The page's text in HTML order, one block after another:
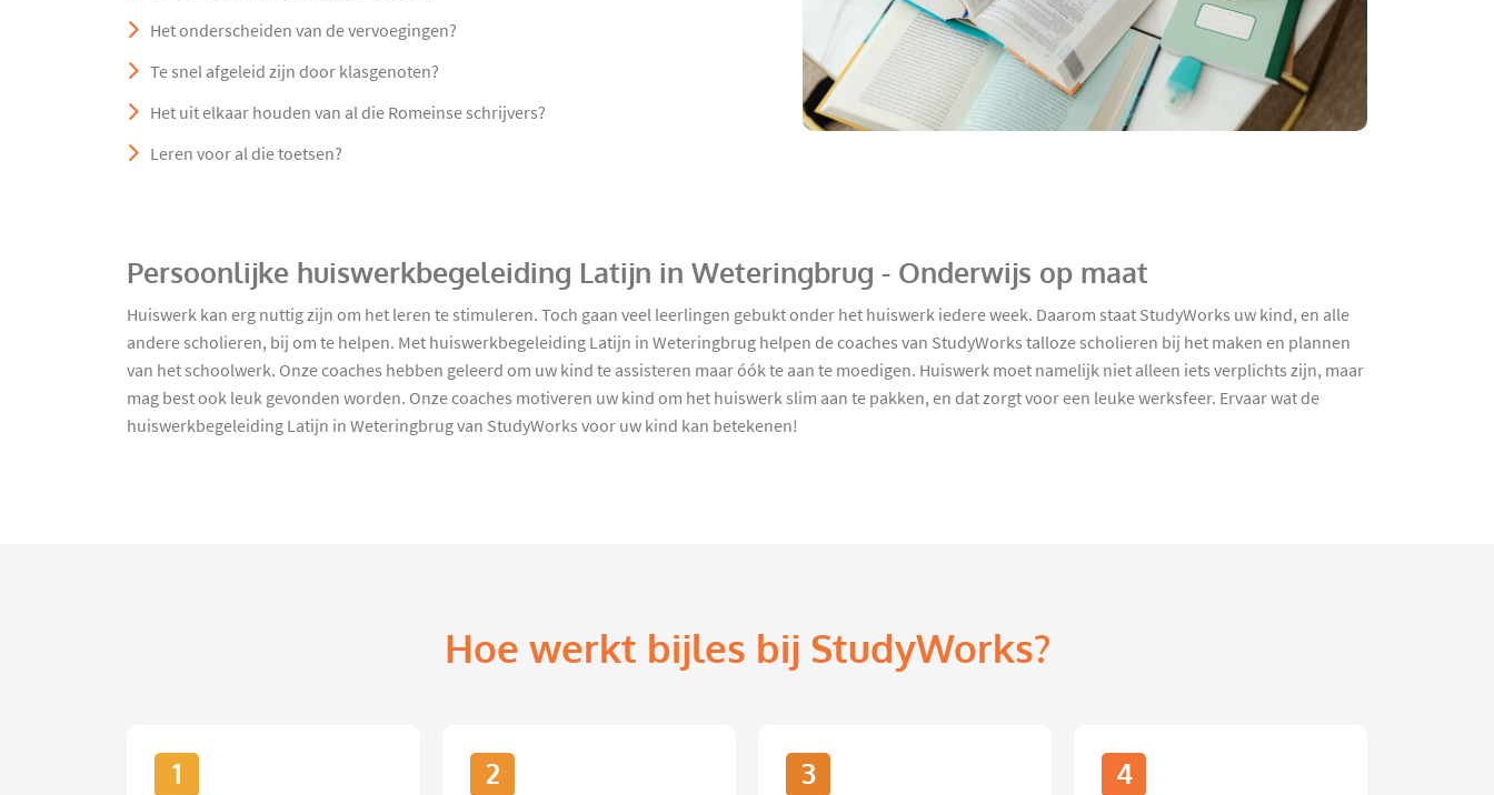
Het onderscheiden van de vervoegingen?
Te snel afgeleid zijn door klasgenoten?
Het uit elkaar houden van al die Romeinse schrijvers?
Leren voor al die toetsen?
Persoonlijke huiswerkbegeleiding Latijn in Weteringbrug - Onderwijs op maat
Huiswerk kan erg nuttig zijn om het leren te stimuleren. Toch gaan veel leerlingen gebukt onder het huiswerk iedere week. Daarom staat StudyWorks uw kind, en alle
andere scholieren, bij om te helpen. Met huiswerkbegeleiding Latijn in Weteringbrug helpen de coaches van StudyWorks talloze scholieren bij het maken en plannen
van het schoolwerk. Onze coaches hebben geleerd om uw kind te assisteren maar óók te aan te moedigen. Huiswerk moet namelijk niet alleen iets verplichts zijn, maar
mag best ook leuk gevonden worden. Onze coaches motiveren uw kind om het huiswerk slim aan te pakken, en dat zorgt voor een leuke werksfeer. Ervaar wat de
huiswerkbegeleiding Latijn in Weteringbrug van StudyWorks voor uw kind kan betekenen!
Hoe werkt bijles bij StudyWorks?
1 2 3 4